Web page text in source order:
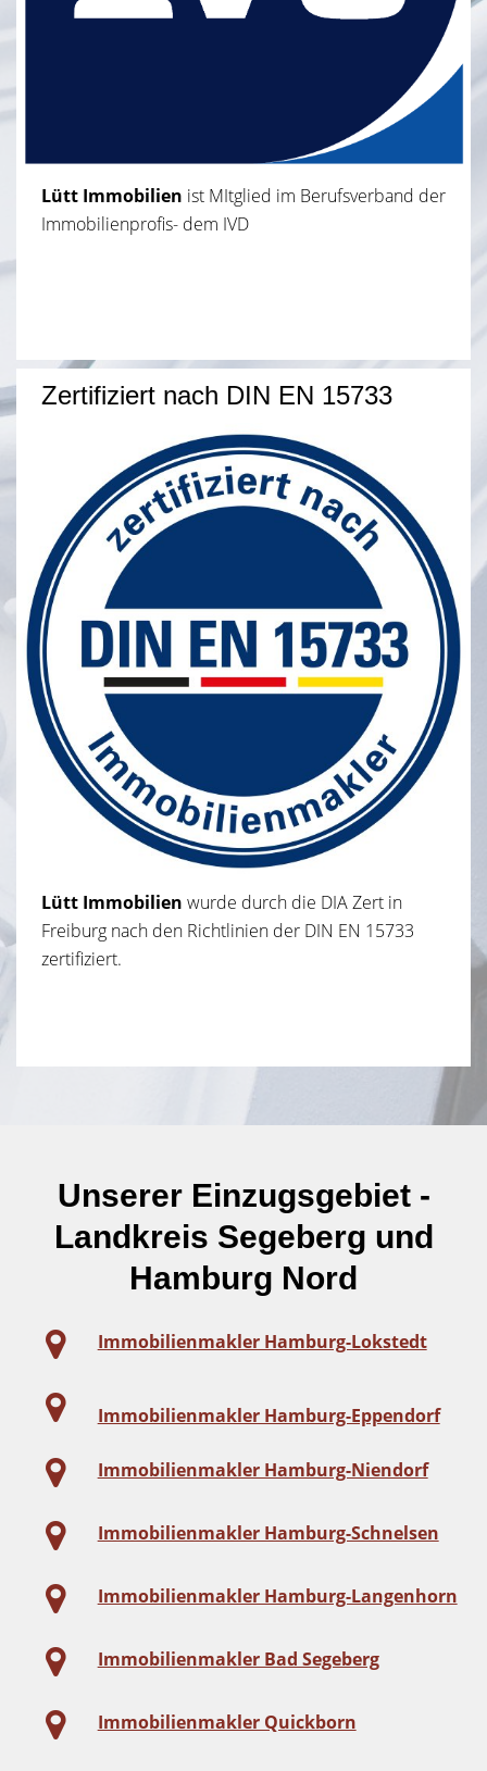
Lütt Immobilien ist MItglied im Berufsverband der
Immobilienprofis- dem IVD
Zertifiziert nach DIN EN 15733
Lütt Immobilien wurde durch die DIA Zert in
Freiburg nach den Richtlinien der DIN EN 15733
zertifiziert.
Unserer Einzugsgebiet -
Landkreis Segeberg und
Hamburg Nord
Immobilienmakler Hamburg-Lokstedt
Immobilienmakler Hamburg-Eppendorf
Immobilienmakler Hamburg-Niendorf
Immobilienmakler Hamburg-Schnelsen
Immobilienmakler Hamburg-Langenhorn
Immobilienmakler Bad Segeberg
Immobilienmakler Quickborn